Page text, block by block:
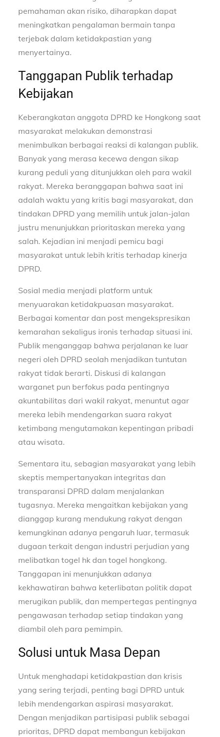
pemahaman akan risiko, diharapkan dapat
meningkatkan pengalaman bermain tanpa
terjebak dalam ketidakpastian yang
menyertainya.
Tanggapan Publik terhadap
Kebijakan
Keberangkatan anggota DPRD ke Hongkong saat
masyarakat melakukan demonstrasi
menimbulkan berbagai reaksi di kalangan publik.
Banyak yang merasa kecewa dengan sikap
kurang peduli yang ditunjukkan oleh para wakil
rakyat. Mereka beranggapan bahwa saat ini
adalah waktu yang kritis bagi masyarakat, dan
tindakan DPRD yang memilih untuk jalan-jalan
justru menunjukkan prioritaskan mereka yang
salah. Kejadian ini menjadi pemicu bagi
masyarakat untuk lebih kritis terhadap kinerja
DPRD.
Sosial media menjadi platform untuk
menyuarakan ketidakpuasan masyarakat.
Berbagai komentar dan post mengekspresikan
kemarahan sekaligus ironis terhadap situasi ini.
Publik menganggap bahwa perjalanan ke luar
negeri oleh DPRD seolah menjadikan tuntutan
rakyat tidak berarti. Diskusi di kalangan
warganet pun berfokus pada pentingnya
akuntabilitas dari wakil rakyat, menuntut agar
mereka lebih mendengarkan suara rakyat
ketimbang mengutamakan kepentingan pribadi
atau wisata.
Sementara itu, sebagian masyarakat yang lebih
skeptis mempertanyakan integritas dan
transparansi DPRD dalam menjalankan
tugasnya. Mereka mengaitkan kebijakan yang
dianggap kurang mendukung rakyat dengan
kemungkinan adanya pengaruh luar, termasuk
dugaan terkait dengan industri perjudian yang
melibatkan togel hk dan togel hongkong.
Tanggapan ini menunjukkan adanya
kekhawatiran bahwa keterlibatan politik dapat
merugikan publik, dan mempertegas pentingnya
pengawasan terhadap setiap tindakan yang
diambil oleh para pemimpin.
Solusi untuk Masa Depan
Untuk menghadapi ketidakpastian dan krisis
yang sering terjadi, penting bagi DPRD untuk
lebih mendengarkan aspirasi masyarakat.
Dengan menjadikan partisipasi publik sebagai
prioritas, DPRD dapat membangun kebijakan